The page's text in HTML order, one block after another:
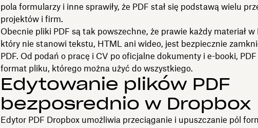
pola formularzy i inne sprawiły, że PDF stał się podstawą wielu
projektów i firm.
Obecnie pliki PDF są tak powszechne, że prawie każdy materiał
który nie stanowi tekstu, HTML ani wideo, jest bezpiecznie
PDF. Od podań o pracę i CV po oficjalne dokumenty i e-booki,
format pliku, którego można użyć do wszystkiego.
Edytowanie plików PDF
bezpośrednio w Dropbox
Edytor PDF Dropbox umożliwia przeciąganie i upuszczanie pól